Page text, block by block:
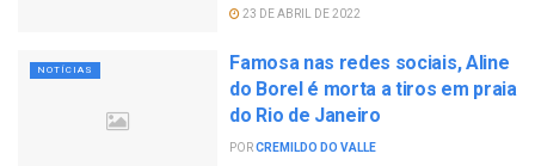
23 DE ABRIL DE 2022
NOTÍCIAS
Famosa nas redes sociais, Aline
do Borel é morta a tiros em praia
do Rio de Janeiro
PORCREMILDO DO VALLE